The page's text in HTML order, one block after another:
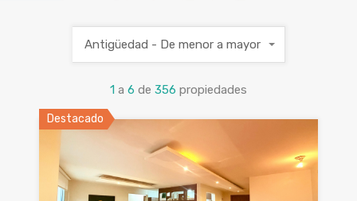
1 a 6 de 356 propiedades
Antigüedad - De menor a mayor
Destacado